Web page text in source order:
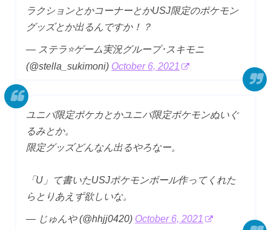
ラクションとかコーナーとかUSJ限定のポケモン
グッズとか出るんですか！？
— ステラ⭐ゲーム実況グループ･スキモニ
(@stella_sukimoni) October 6, 2021
ユニバ限定ポケカとかユニバ限定ポケモンぬいぐ
るみとか。
限定グッズどんなん出るやろなー。
「U」て書いたUSJポケモンボール作ってくれた
らとりあえず欲しいな。
— じゅんや (@hhjj0420) October 6, 2021